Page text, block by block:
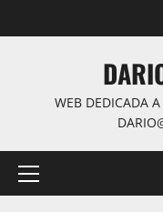
al
WEB DEDICADA
Menú